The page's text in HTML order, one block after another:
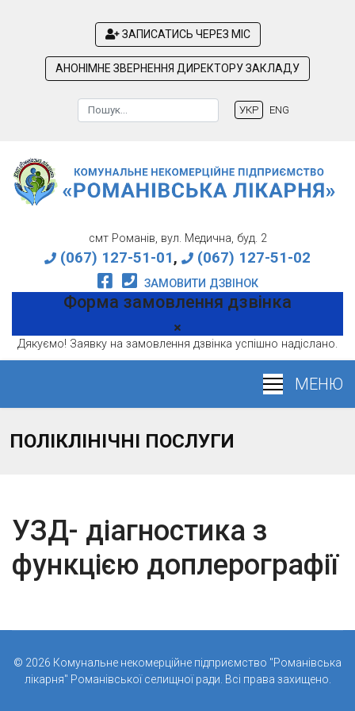
ЗАПИСАТИСЬ ЧЕРЕЗ МІС
АНОНІМНЕ ЗВЕРНЕННЯ ДИРЕКТОРУ ЗАКЛАДУ
Пошук
УКР ENG
смт Романів, вул. Медична, буд. 2
(067) 127-51-01, (067) 127-51-02
ЗАМОВИТИ ДЗВІНОК
Форма замовлення дзвінка
Дякуємо! Заявку на замовлення дзвінка успішно надіслано.
ПОЛІКЛІНІЧНІ ПОСЛУГИ
УЗД- діагностика з
функцією доплерографії
© 2026 Комунальне некомерційне підприємство "Романівська
лікарня" Романівської селищної ради. Всі права захищено.